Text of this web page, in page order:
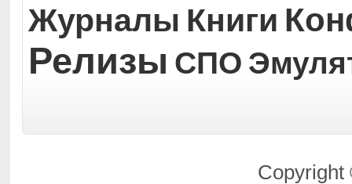
Журналы Книги
Релизы СПО